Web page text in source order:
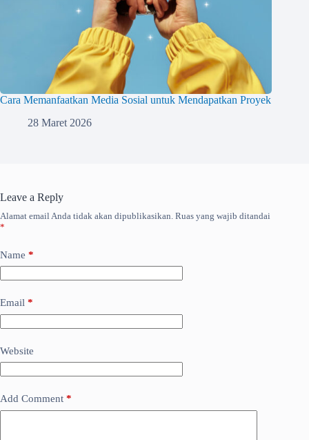
Cara Memanfaatkan Media Sosial untuk Mendapatkan Proyek
28 Maret 2026
Leave a Reply
Alamat email Anda tidak akan dipublikasikan. Ruas yang wajib ditandai
*
Name *
Email *
Website
Add Comment *